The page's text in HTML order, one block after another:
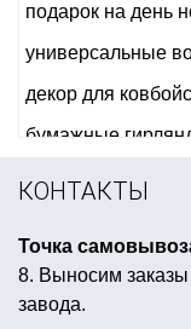
подарок на день
универсальные
декор для
бумажные
латекс маски
день рождения
КОНТАКТЫ
Точка
8. Выносим
завода.